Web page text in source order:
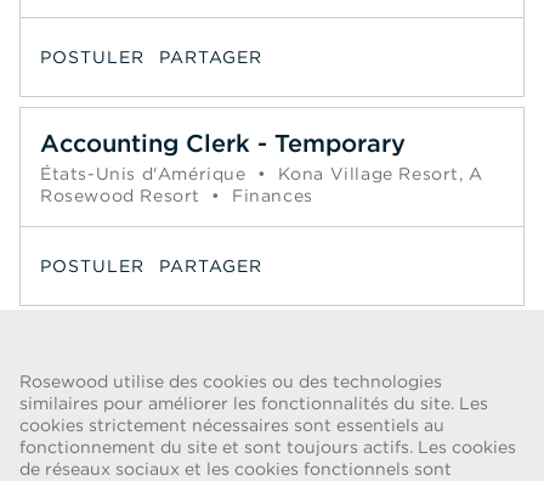
Rosewood utilise des cookies ou des technologies
similaires pour améliorer les fonctionnalités du site. Les
cookies strictement nécessaires sont essentiels au
fonctionnement du site et sont toujours actifs. Les cookies
de réseaux sociaux et les cookies fonctionnels sont
POSTULER PARTAGER
Accounting Clerk - Temporary
États-Unis d'Amérique •
Kona Village Resort, A
Rosewood Resort
• Finances
POSTULER PARTAGER
ALERTE FRAUDE